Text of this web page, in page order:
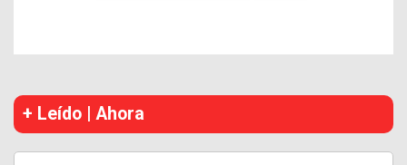
+ Leído | Ahora